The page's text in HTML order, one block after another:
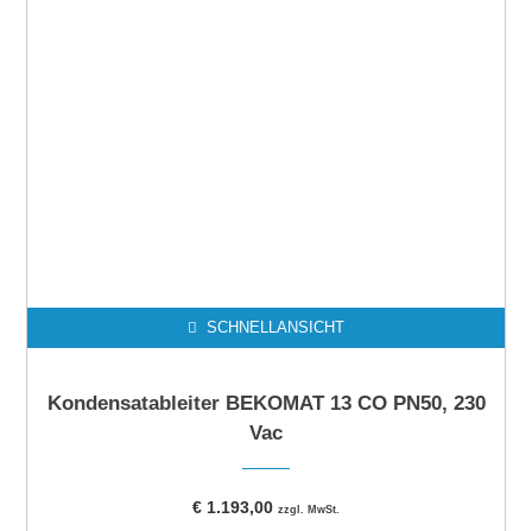
SCHNELLANSICHT
Kondensatableiter BEKOMAT 13 CO PN50, 230
Vac
€ 1.193,00 zzgl. MwSt.